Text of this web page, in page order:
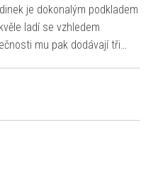
je dokonalým podkladem
ladí se vzhledem
mu pak dodávají tři…